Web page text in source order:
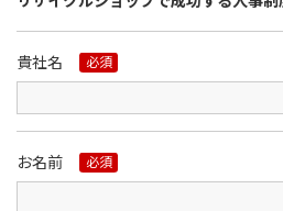
貴社名 必須
お名前 必須